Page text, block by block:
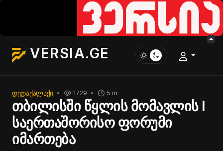
VERSIA.GE
ᲓᲔᲓᲐᲥᲐᲚᲐᲥᲘ 5 m
1729
თბილისში წყლის მომავლის I
საერთაშორისო ფორუმი
იმართება